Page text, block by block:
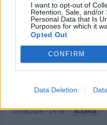
I want to opt-out of
Retention, Sale, and/or
Personal Data that Is
Purposes for which it
Opted Out
CONFIRM
Data Deletion
1,1534 δολάρια
07/08/2026 - 15:45 ΟΙΚΟΝΟΜΙΑ
Χρηματιστήριο: Στις
Δείκτης Τιμών, με άνοδο
Νέο κύμα καύσωνα στην
07/08/2026 - 14:58 ΚΟΣΜΟΣ